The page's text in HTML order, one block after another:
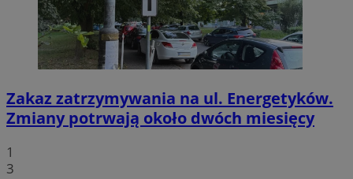
Zakaz zatrzymywania na ul. Energetyków.
Zmiany potrwają około dwóch miesięcy
1
3